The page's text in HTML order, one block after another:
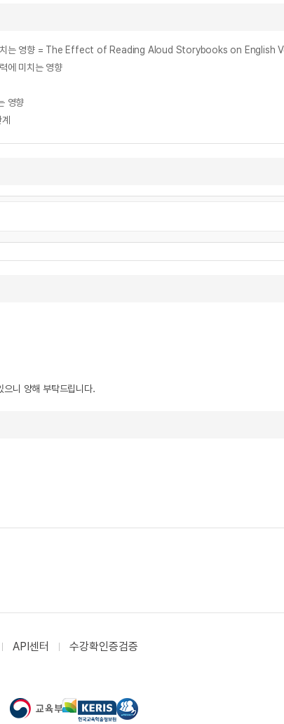
에 미치는 영향 = The Effect of Reading Aloud Storybooks on
에 미치는 영향
영향
니 양해 부탁드립니다.
API센터 수강확인증검증